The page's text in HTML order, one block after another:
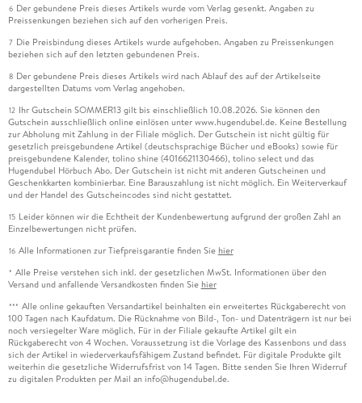
6 Der gebundene Preis dieses Artikels wurde vom Verlag gesenkt. Angaben zu
Preissenkungen beziehen sich auf den vorherigen Preis.
7 Die Preisbindung dieses Artikels wurde aufgehoben. Angaben zu Preissenkungen
beziehen sich auf den letzten gebundenen Preis.
8 Der gebundene Preis dieses Artikels wird nach Ablauf des auf der Artikelseite
dargestellten Datums vom Verlag angehoben.
12 Ihr Gutschein SOMMER13 gilt bis einschließlich 10.08.2026. Sie können den
Gutschein ausschließlich online einlösen unter www.hugendubel.de. Keine Bestellung
zur Abholung mit Zahlung in der Filiale möglich. Der Gutschein ist nicht gültig für
gesetzlich preisgebundene Artikel (deutschsprachige Bücher und eBooks) sowie für
preisgebundene Kalender, tolino shine (4016621130466), tolino select und das
Hugendubel Hörbuch Abo. Der Gutschein ist nicht mit anderen Gutscheinen und
Geschenkkarten kombinierbar. Eine Barauszahlung ist nicht möglich. Ein Weiterverkauf
und der Handel des Gutscheincodes sind nicht gestattet.
15 Leider können wir die Echtheit der Kundenbewertung aufgrund der großen Zahl an
Einzelbewertungen nicht prüfen.
16 Alle Informationen zur Tiefpreisgarantie finden Sie hier
* Alle Preise verstehen sich inkl. der gesetzlichen MwSt. Informationen über den
Versand und anfallende Versandkosten finden Sie hier
*** Alle online gekauften Versandartikel beinhalten ein erweitertes Rückgaberecht von
100 Tagen nach Kaufdatum. Die Rücknahme von Bild-, Ton- und Datenträgern ist nur bei
noch versiegelter Ware möglich. Für in der Filiale gekaufte Artikel gilt ein
Rückgaberecht von 4 Wochen. Voraussetzung ist die Vorlage des Kassenbons und dass
sich der Artikel in wiederverkaufsfähigem Zustand befindet. Für digitale Produkte gilt
weiterhin die gesetzliche Widerrufsfrist von 14 Tagen. Bitte senden Sie Ihren Widerruf
zu digitalen Produkten per Mail an info@hugendubel.de.